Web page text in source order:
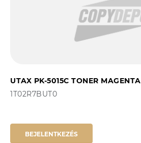
UTAX PK-5015C TONER MAGENTA
1T02R7BUT0
BEJELENTKEZÉS